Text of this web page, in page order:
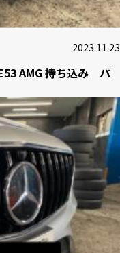
2023.11.23
AMG 持ち込み パ